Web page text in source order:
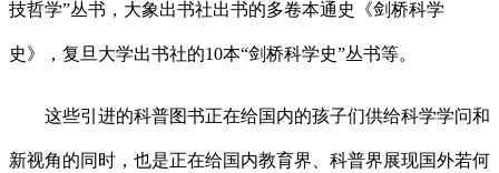
技哲学”丛书，大象出书社出书的多卷本通史《剑桥科学
史》，复旦大学出书社的10本“剑桥科学史”丛书等。
这些引进的科普图书正在给国内的孩子们供给科学学问和
新视角的同时，也是正在给国内教育界、科普界展现国外若何